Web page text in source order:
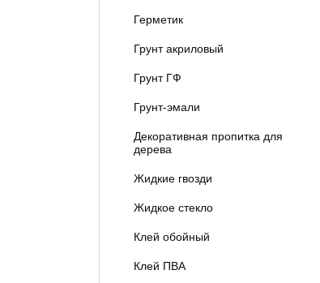
Герметик
Грунт акриловый
Грунт ГФ
Грунт-эмали
Декоративная пропитка для
дерева
Жидкие гвозди
Жидкое стекло
Клей обойный
Клей ПВА